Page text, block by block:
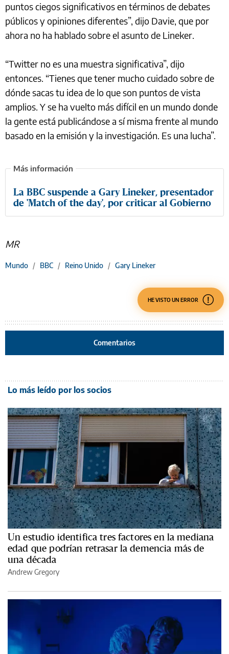
puntos ciegos significativos en términos de debates
públicos y opiniones diferentes”, dijo Davie, que por
ahora no ha hablado sobre el asunto de Lineker.
“Twitter no es una muestra significativa”, dijo
entonces. “Tienes que tener mucho cuidado sobre de
dónde sacas tu idea de lo que son puntos de vista
amplios. Y se ha vuelto más difícil en un mundo donde
la gente está publicándose a sí misma frente al mundo
basado en la emisión y la investigación. Es una lucha”.
La BBC suspende a Gary Lineker, presentador
de 'Match of the day', por criticar al Gobierno
MR
Mundo / BBC / Reino Unido / Gary Lineker
HE VISTO UN ERROR
Comentarios
Lo más leído por los socios
Un estudio identifica tres factores en la mediana
edad que podrían retrasar la demencia más de
una década
Andrew Gregory